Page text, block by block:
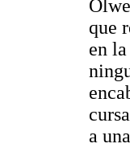
que
en
a